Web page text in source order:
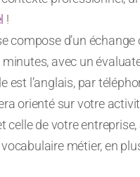
!
compose d’un échange
minutes, avec un
est l’anglais, par
orienté sur votre
celle de votre entreprise,
métier, en